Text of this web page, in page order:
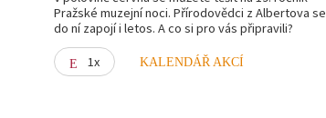
Pražské muzejní noci. Přírodovědci z Albertova se
do ní zapojí i letos. A co si pro vás připravili?
1x KALENDÁŘ AKCÍ